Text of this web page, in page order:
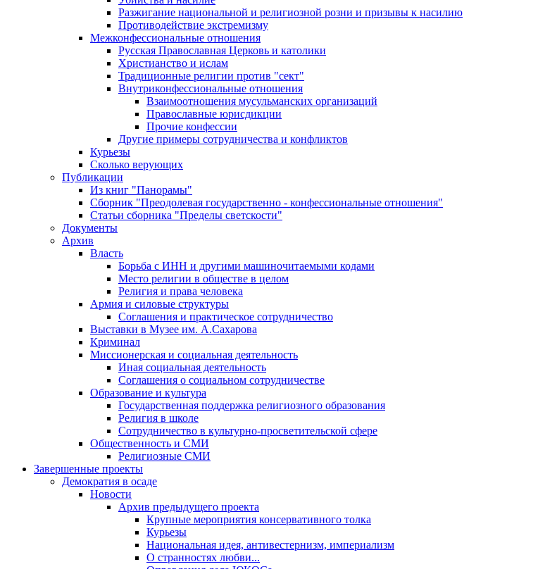
Разжигание национальной и религиозной розни и призывы к насилию
Противодействие экстремизму
Межконфессиональные отношения
Русская Православная Церковь и католики
Христианство и ислам
Традиционные религии против "сект"
Внутриконфессиональные отношения
Взаимоотношения мусульманских организаций
Православные юрисдикции
Прочие конфессии
Другие примеры сотрудничества и конфликтов
Курьезы
Сколько верующих
Публикации
Из книг "Панорамы"
Сборник "Преодолевая государственно - конфессиональные отношения"
Статьи сборника "Пределы светскости"
Документы
Архив
Власть
Борьба с ИНН и другими машиночитаемыми кодами
Место религии в обществе в целом
Религия и права человека
Армия и силовые структуры
Соглашения и практическое сотрудничество
Выставки в Музее им. А.Сахарова
Криминал
Миссионерская и социальная деятельность
Иная социальная деятельность
Соглашения о социальном сотрудничестве
Образование и культура
Государственная поддержка религиозного образования
Религия в школе
Сотрудничество в культурно-просветительской сфере
Общественность и СМИ
Религиозные СМИ
Завершенные проекты
Демократия в осаде
Новости
Архив предыдущего проекта
Крупные мероприятия консервативного толка
Курьезы
Национальная идея, антивестернизм, империализм
О странностях любви...